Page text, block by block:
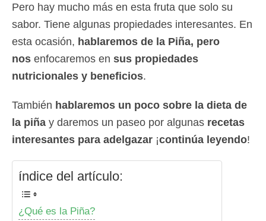
Pero hay mucho más en esta fruta que solo su
sabor. Tiene algunas propiedades interesantes. En
esta ocasión, hablaremos de la Piña, pero
nos enfocaremos en sus propiedades
nutricionales y beneficios.
También hablaremos un poco sobre la dieta de
la piña y daremos un paseo por algunas recetas
interesantes para adelgazar ¡continúa leyendo!
índice del artículo:
¿Qué es la Piña?